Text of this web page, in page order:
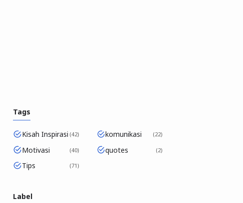
Tags
Kisah Inspirasi 42 komunikasi 22
Motivasi 40 quotes 2
Tips 71
Label